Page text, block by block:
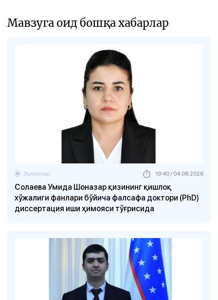
Мавзуга оид бошқа хабарлар
Солаева Умида Шоназар қизининг қишлоқ
хўжалиги фанлари бўйича фалсафа доктори (PhD)
диссертация иши ҳимояси тўғрисида
Эълонлар 19:40 / 04.08.2026